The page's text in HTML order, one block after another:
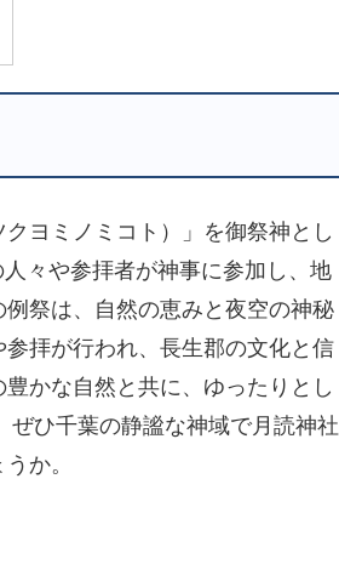
ヨミノミコト）」を御祭神とし
々や参拝者が神事に参加し、地
祭は、自然の恵みと夜空の神秘
拝が行われ、長生郡の文化と信
かな自然と共に、ゆったりとし
ひ千葉の静謐な神域で月読神社
か。